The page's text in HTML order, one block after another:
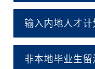
输入内地人才计
非本地毕业生留